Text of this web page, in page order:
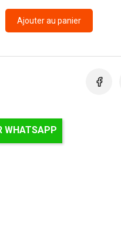
Ajouter au panier
ACHETER PAR WHATSAPP